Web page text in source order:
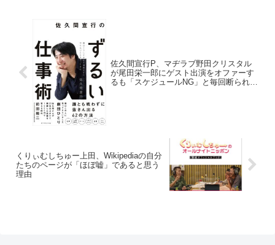
佐久間宣行P、マヂラブ野田クリスタル
が尾田栄一郎にゲスト出演をオファーす
るも「スケジュールNG」と毎回断られて
くりぃむしちゅー上田、Wikipediaの自分
たちのページが「ほぼ嘘」であると思う
理由